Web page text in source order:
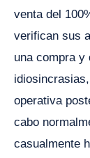
venta del
verifican sus
una compra
operativa
cabo
casualmente